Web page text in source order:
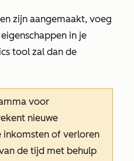
zijn aangemaakt, voeg
in je
tool zal dan de
voor
nieuwe
inkomsten of verloren
de tijd met behulp